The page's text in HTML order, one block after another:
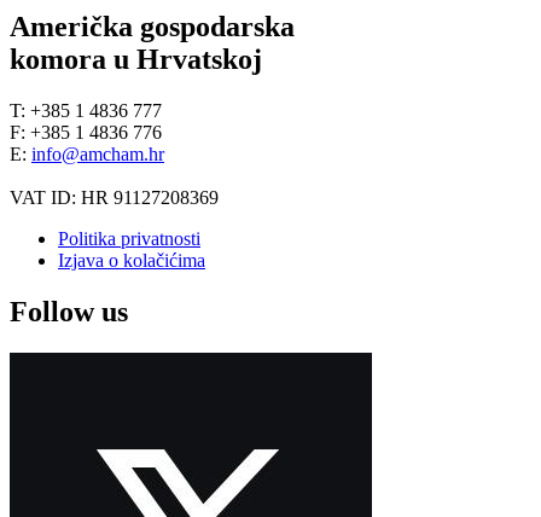
Američka gospodarska
komora u Hrvatskoj
T: +385 1 4836 777
F: +385 1 4836 776
E: info@amcham.hr
VAT ID: HR 91127208369
Politika privatnosti
Izjava o kolačićima
Follow us